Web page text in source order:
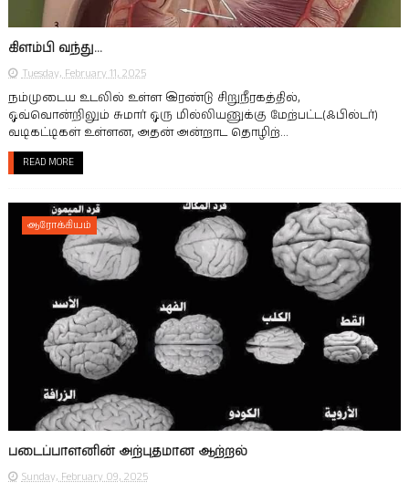
கிளம்பி வந்து...
Tuesday, February 11, 2025
நம்முடைய உடலில் உள்ள இரண்டு சிறுநீரகத்தில்,
ஒவ்வொன்றிலும் சுமா‌ர் ஒரு மில்லியனுக்கு மேற்பட்ட(ஃபில்டர்)
வடிகட்டிகள் உள்ளன, அதன் அன்றாட தொழிற்...
READ MORE
ஆரோக்கியம்
படைப்பாளனின் அற்புதமான ஆற்றல்
Sunday, February 09, 2025